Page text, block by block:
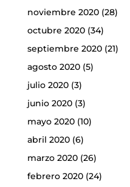
noviembre 2020(28)
octubre 2020(34)
septiembre 2020(21)
agosto 2020(5)
julio 2020(3)
junio 2020(3)
mayo 2020(10)
abril 2020(6)
marzo 2020(26)
febrero 2020(24)